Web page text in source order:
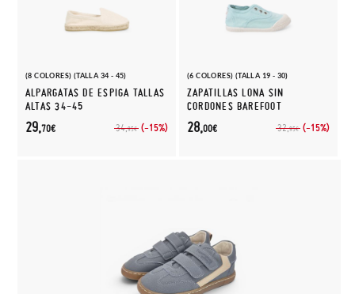
(8 COLORES) (TALLA 34 - 45)
ALPARGATAS DE ESPIGA TALLAS
ALTAS 34-45
34,95€ (-15%)
29,70€
(6 COLORES) (TALLA 19 - 30)
ZAPATILLAS LONA SIN
CORDONES BAREFOOT
32,95€ (-15%)
28,00€